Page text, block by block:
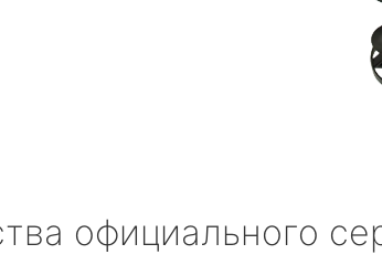
официального